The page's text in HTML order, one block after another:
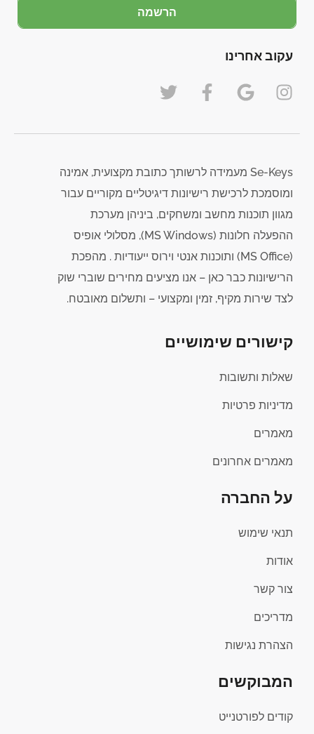
הרשמה
עקוב אחרינו
Se-Keys מעמידה לרשותך כתובת מקצועית, אמינה
ומוסמכת לרכישת רישיונות דיגיטליים מקוריים עבור
מגוון תוכנות מחשב ומשחקים, ביניהן מערכת
ההפעלה חלונות (MS Windows), מסלולי אופיס
(MS Office) ותוכנות אנטי וירוס ייעודיות . מהפכת
הרישיונות כבר כאן – אנו מציעים מחירים שוברי שוק
לצד שירות מקיף, זמין ומקצועי – ותשלום מאובטח.
קישורים שימושיים
שאלות ותשובות
מדיניות פרטיות
מאמרים
מאמרים אחרונים
על החברה
תנאי שימוש
אודות
צור קשר
מדריכים
הצהרת נגישות
המבוקשים
קודים לפורטנייט